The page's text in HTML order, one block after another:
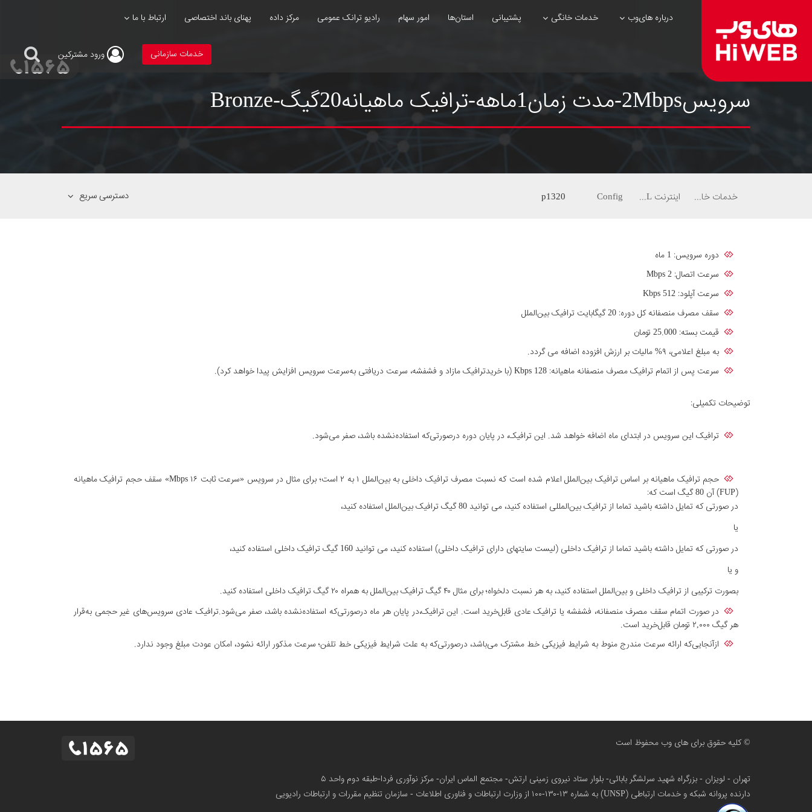
درباره های‌وب خدمات خانگی پشتیبانی استان‌ها امور سهام رادیو ترانک عمومی مرکز داده پهنای باند اختصاصی ارتباط با ما
ورود مشترکین خدمات سازمانی
سرویس2Mbps-مدت زمان1ماهه-ترافیک ماهیانه20گیگ-Bronze
خدمات خانگی اینترنت ADSL Config
p1320 دسترسی سریع
دوره سرویس: 1 ماه
سرعت اتصال: Mbps 2
سرعت آپلود: Kbps 512
سقف مصرف منصفانه کل دوره: 20 گیگابایت ترافیک بین‌الملل
قیمت بسته: 25.000 تومان
به مبلغ اعلامی، ۹% مالیات بر ارزش افزوده اضافه می گردد.
سرعت پس از اتمام ترافیک مصرف منصفانه ماهیانه: Kbps 128 (با خریدترافیک مازاد و فشفشه، سرعت دریافتی به‌سرعت سرویس افزایش پیدا خواهد کرد).
توضیحات تکمیلی:
ترافیک این سرویس در ابتدای ماه اضافه خواهد شد. این ترافیک، در پایان دوره درصورتی‌که استفاده‌نشده باشد، صفر می‌شود.
حجم ترافیک ماهیانه بر اساس ترافیک بین‌الملل اعلام شده است که نسبت مصرف ترافیک داخلی به بین‌الملل ۱ به ۲ است؛ برای مثال در سرویس «سرعت ثابت Mbps ۱۶» سقف حجم ترافیک ماهیانه
(FUP) آن 80 گیگ است که:
در صورتی که تمایل داشته باشید تماما از ترافیک بین‌المللی استفاده کنید، می توانید 80 گیگ ترافیک بین‌الملل استفاده کنید،
یا
در صورتی که تمایل داشته باشید تماما از ترافیک داخلی (لیست سایتهای دارای ترافیک داخلی) استفاده کنید، می توانید 160 گیگ ترافیک داخلی استفاده کنید،
و یا
بصورت ترکیبی از ترافیک داخلی و بین‌الملل استفاده کنید، به هر نسبت دلخواه؛ برای مثال ۴۰ گیگ ترافیک بین‌الملل به همراه ۲۰ گیگ ترافیک داخلی استفاده کنید.
در صورت اتمام سقف مصرف منصفانه، فشفشه یا ترافیک عادی قابل‌خرید است. این ترافیک،در پایان هر ماه درصورتی‌که استفاده‌نشده باشد، صفر می‌شود.ترافیک عادی سرویس‌های غیر حجمی به‌قرار
هر گیگ ۲,۰۰۰ تومان قابل‌خرید است.
ازآنجایی‌که ارائه سرعت مندرج منوط به شرایط فیزیکی خط مشترک می‌باشد، درصورتی‌که به علت شرایط فیزیکی خط تلفن؛ سرعت مذکور ارائه نشود، امکان عودت مبلغ وجود ندارد.
© کلیه حقوق برای های وب محفوظ است
تهران - لویزان - بزرگراه شهید سرلشگر بابائی- بلوار ستاد نیروی زمینی ارتش- مجتمع الماس ایران- مرکز نوآوری فردا-طبقه دوم واحد ۵
دارنده پروانه شبکه و خدمات ارتباطی (UNSP) به شماره ۱۳-۱۳۰-۱۰۰
از وزارت ارتباطات و فناوری اطلاعات - سازمان تنظیم مقررات و ارتباطات رادیویی